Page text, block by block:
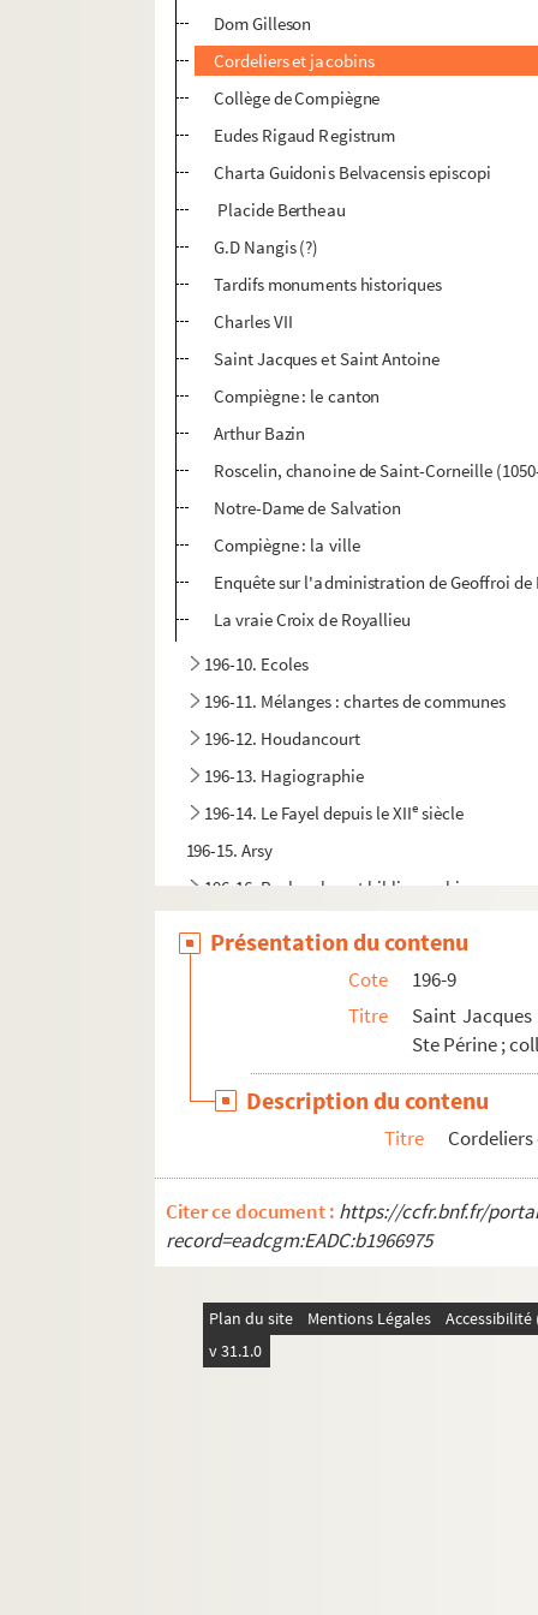
Dom Gilleson
Cordeliers et jacobins
Collège de Compiègne
Eudes Rigaud Registrum
Charta Guidonis Belvacensis episcopi
Placide Bertheau
G.D Nangis (?)
Tardifs monuments historiques
Charles VII
Saint Jacques et Saint Antoine
Compiègne : le canton
Arthur Bazin
Roscelin, chanoine de Saint-Corneille
Notre-Dame de Salvation
Compiègne : la ville
Enquête sur l'administration de Geoffroi
La vraie Croix de Royallieu
196-10. Ecoles
196-11. Mélanges : chartes de communes
196-12. Houdancourt
196-13. Hagiographie
196-14. Le Fayel depuis le XIIe siècle
196-15. Arsy
196-16. Recherches et bibliographie
Présentation du contenu
Cote
196-9
Titre
Saint
Ste Périne ;
Description du contenu
Titre
Citer ce document : https://ccfr.bnf.fr/
record=eadcgm:EADC:b1966975
Plan du site Mentions Légales
v 31.1.0